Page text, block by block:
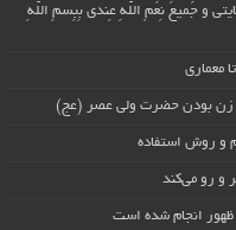
و جَمیعَ نِعَمِ اللّهِ عِندی بِبِسمِ اللّهِ
معماری
زن بودن حضرت ولی عصر (عج)
و روش استفاده
و رو می‌کند
ظهور انجام شده است